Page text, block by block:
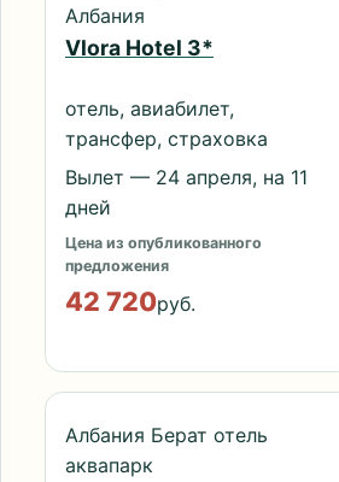
Албания
Vlora Hotel 3*
отель, авиабилет,
трансфер, страховка
Вылет — 24 апреля, на 11
дней
Цена из опубликованного
предложения
42 720руб.
Албания Берат отель
аквапарк